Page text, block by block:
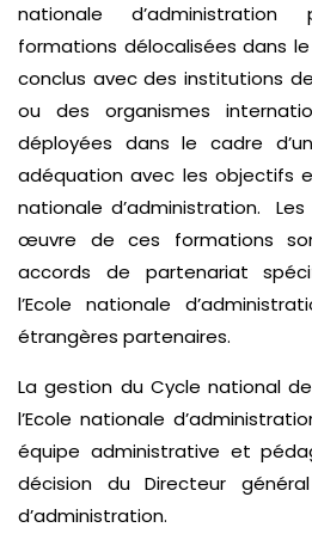
nationale
formations délocalisées dans
conclus avec des institutions
ou des organismes
déployées dans le cadre
adéquation avec les objectifs
nationale d’administration.
œuvre de ces formations
accords de partenariat
l’Ecole nationale
étrangères partenaires.
La gestion du Cycle national
l’Ecole nationale
équipe administrative et
décision du Directeur
d’administration.